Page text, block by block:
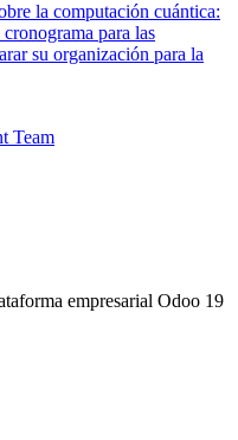
la computación cuántica:
para las
su organización para la
Team
empresarial Odoo 19